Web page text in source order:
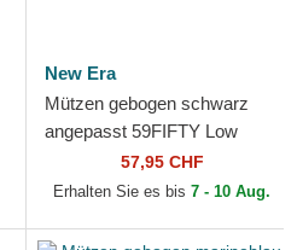
New Era
Mützen gebogen schwarz
angepasst 59FIFTY Low
Profile Floral Cord Three
Looms Printed Corduroy
57,95 CHF
Erhalten Sie es bis 7 - 10 Aug.